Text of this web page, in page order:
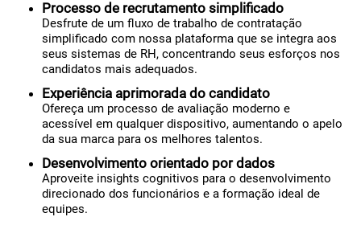
Processo de recrutamento simplificado
Desfrute de um fluxo de trabalho de contratação
simplificado com nossa plataforma que se integra aos
seus sistemas de RH, concentrando seus esforços nos
candidatos mais adequados.
Experiência aprimorada do candidato
Ofereça um processo de avaliação moderno e
acessível em qualquer dispositivo, aumentando o apelo
da sua marca para os melhores talentos.
Desenvolvimento orientado por dados
Aproveite insights cognitivos para o desenvolvimento
direcionado dos funcionários e a formação ideal de
equipes.